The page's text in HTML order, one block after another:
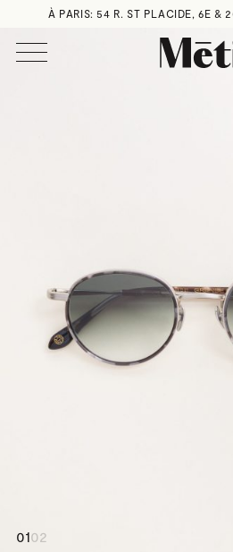
À PARIS: 54 R. ST PLACIDE, 6E &
0102